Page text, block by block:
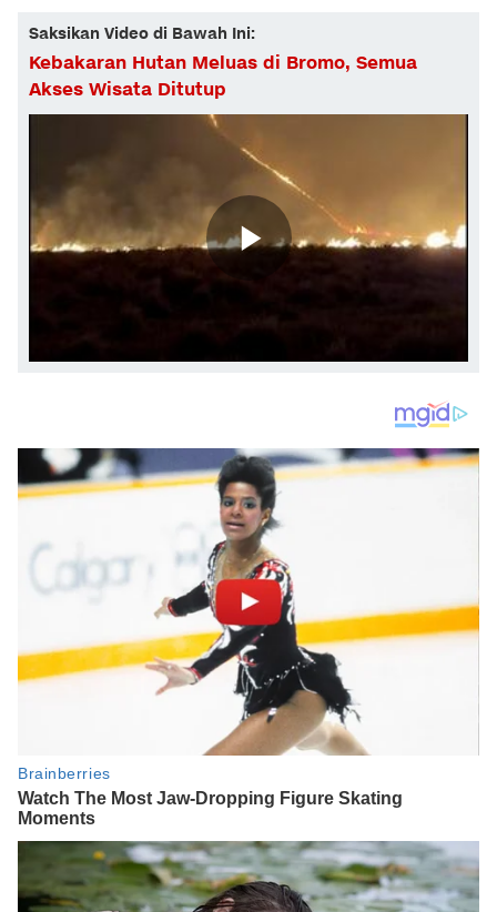
Saksikan Video di Bawah Ini:
Kebakaran Hutan Meluas di Bromo, Semua
Akses Wisata Ditutup